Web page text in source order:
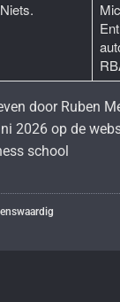
Niets.
door Ruben
2026 op de
school